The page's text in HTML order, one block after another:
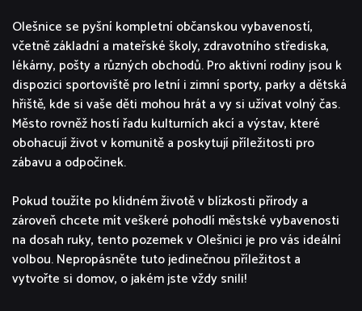
Olešnice se pyšní kompletní občanskou vybaveností,
včetně základní a mateřské školy, zdravotního střediska,
lékárny, pošty a různých obchodů. Pro aktivní rodiny jsou k
dispozici sportoviště pro letní i zimní sporty, parky a dětská
hřiště, kde si vaše děti mohou hrát a vy si užívat volný čas.
Město rovněž hostí řadu kulturních akcí a výstav, které
obohacují život v komunitě a poskytují příležitosti pro
zábavu a odpočinek.
Pokud toužíte po klidném životě v blízkosti přírody a
zároveň chcete mít veškeré pohodlí městské vybavenosti
na dosah ruky, tento pozemek v Olešnici je pro vás ideální
volbou. Nepropásněte tuto jedinečnou příležitost a
vytvořte si domov, o jakém jste vždy snili!